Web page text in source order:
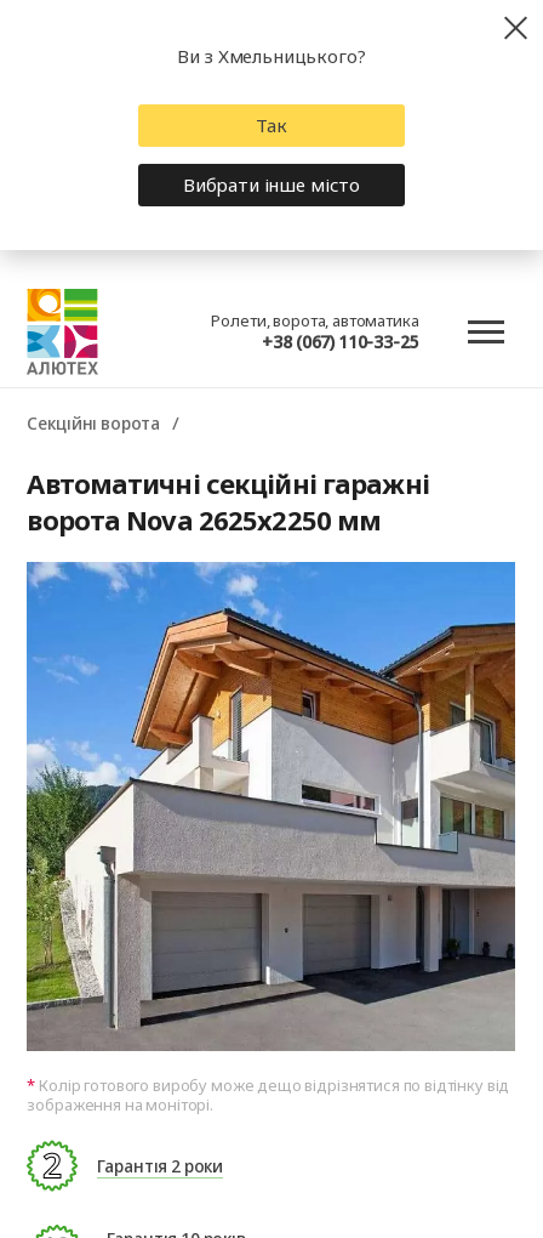
Ролети, ворота, автоматика
+38 (067) 110-33-25
Секційні ворота
Автоматичні секційні гаражні
ворота Nova 2625x2250 мм
Колір готового виробу може дещо відрізнятися по відтінку від
зображення на моніторі.
Гарантія 2 роки
Ви з Хмельницького?
Так
Вибрати інше місто